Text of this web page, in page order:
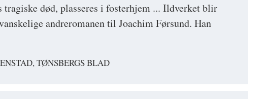
tragiske død, plasseres i fosterhjem ... Ildverket blir
andreromanen til Joachim Førsund. Han
TØNSBERGS BLAD